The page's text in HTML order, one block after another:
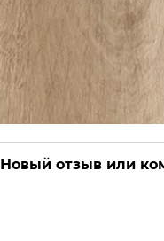
Новый отзыв или